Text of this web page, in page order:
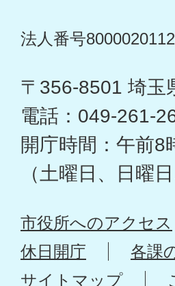
法人番号
〒356-8501 埼玉
電話：049-261-
開庁時間：午前8
（土曜日、日曜
市役所へのアクセス
休日開庁
各課
サイトマップ